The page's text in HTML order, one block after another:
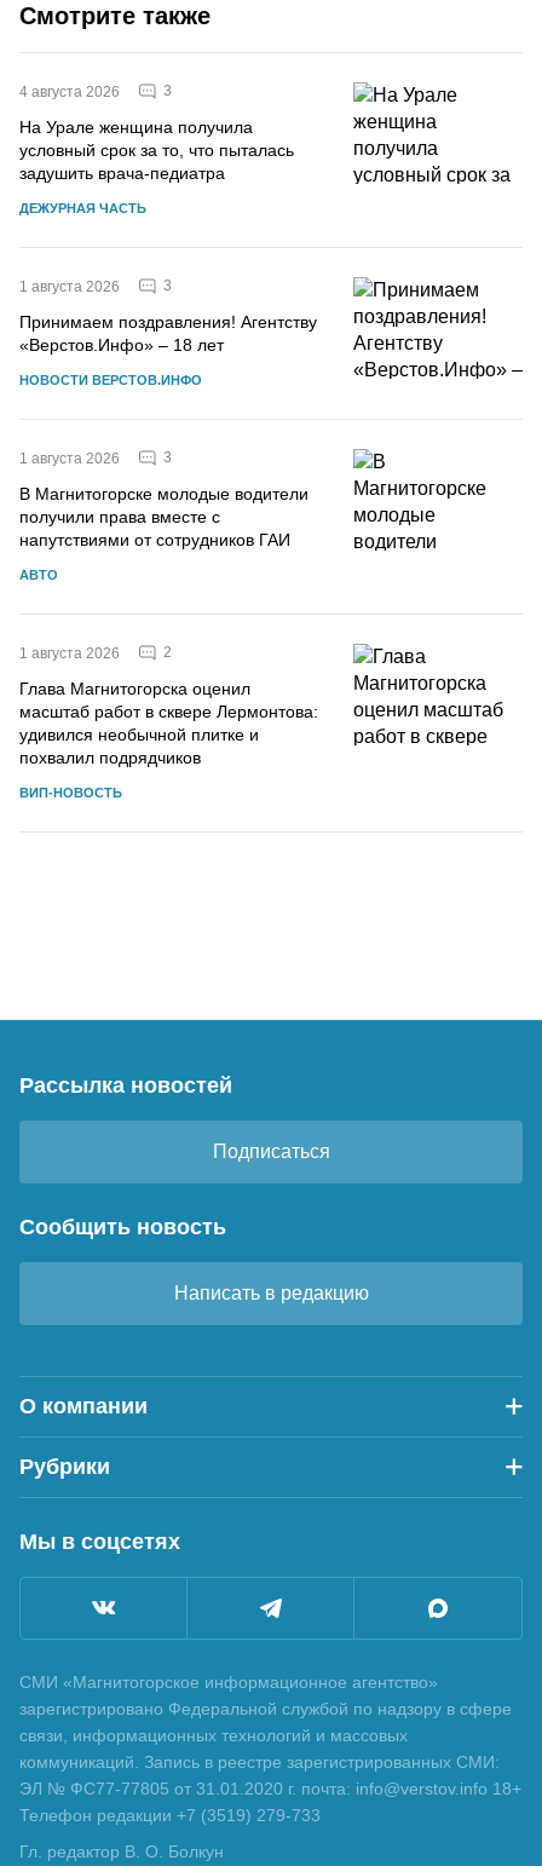
Смотрите также
4 августа 2026 3
На Урале женщина получила
условный срок за то, что пыталась
задушить врача-педиатра
ДЕЖУРНАЯ ЧАСТЬ
1 августа 2026 3
Принимаем поздравления! Агентству
«Верстов.Инфо» – 18 лет
НОВОСТИ ВЕРСТОВ.ИНФО
1 августа 2026 3
В Магнитогорске молодые водители
получили права вместе с
напутствиями от сотрудников ГАИ
АВТО
1 августа 2026 2
Глава Магнитогорска оценил
масштаб работ в сквере Лермонтова:
удивился необычной плитке и
похвалил подрядчиков
ВИП-НОВОСТЬ
Рассылка новостей
Подписаться
Сообщить новость
Написать в редакцию
О компании
Рубрики
Мы в соцсетях
СМИ «Магнитогорское информационное агентство»
зарегистрировано Федеральной службой по надзору в сфере
связи, информационных технологий и массовых
коммуникаций. Запись в реестре зарегистрированных СМИ:
ЭЛ № ФС77-77805 от 31.01.2020 г. почта: info@verstov.info 18+
Телефон редакции +7 (3519) 279-733
Гл. редактор В. О. Болкун